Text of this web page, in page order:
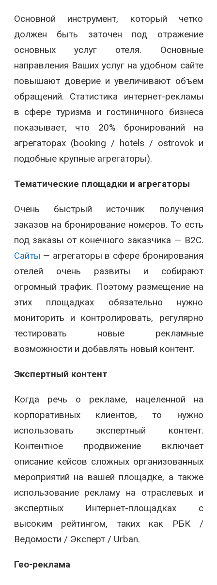
Основной инструмент, который четко
должен быть заточен под отражение
основных услуг отеля. Основные
направления Ваших услуг на удобном сайте
повышают доверие и увеличивают объем
обращений. Статистика интернет-рекламы
в сфере туризма и гостиничного бизнеса
показывает, что 20% бронирований на
агрегаторах (booking / hotels / ostrovok и
подобные крупные агрегаторы).
Тематические площадки и агрегаторы
Очень быстрый источник получения
заказов на бронирование номеров. То есть
под заказы от конечного заказчика — B2C.
Сайты — агрегаторы в сфере бронирования
отелей очень развиты и собирают
огромный трафик. Поэтому размещение на
этих площадках обязательно нужно
мониторить и контролировать, регулярно
тестировать новые рекламные
возможности и добавлять новый контент.
Экспертный контент
Когда речь о рекламе, нацеленной на
корпоративных клиентов, то нужно
использовать экспертный контент.
Контентное продвижение включает
описание кейсов сложных организованных
мероприятий на вашей площадке, а также
использование рекламу на отраслевых и
экспертных Интернет-площадках с
высоким рейтингом, таких как РБК /
Ведомости / Эксперт / Urban.
Гео-реклама